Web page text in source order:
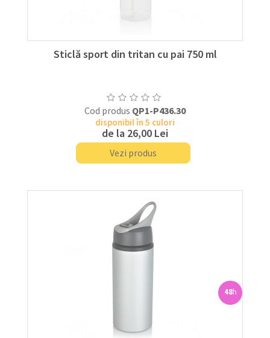
Sticlă sport din tritan cu pai 750 ml
Cod produs QP1-P436.30
disponibil în 5 culori
de la 26,00 Lei
Vezi produs
48h